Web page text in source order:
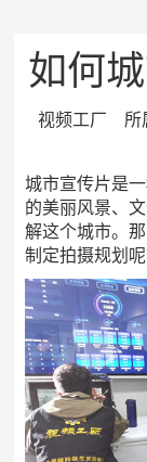
如何
视频工厂 所
城市宣传片是
的美丽风景、
解这个城市。
制定拍摄规划